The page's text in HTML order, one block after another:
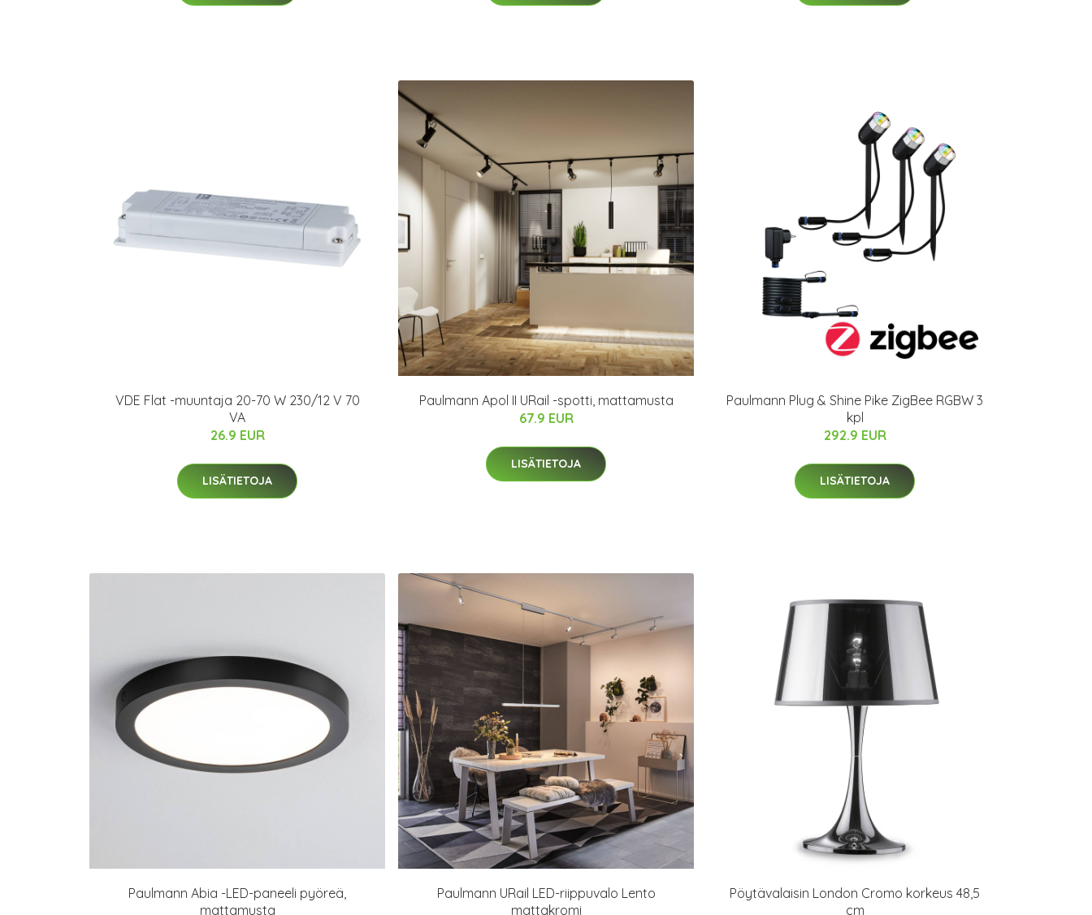
VDE Flat -muuntaja 20-70 W 230/12 V 70
VA
26.9 EUR
LISÄTIETOJA
Paulmann Apol II URail -spotti, mattamusta
67.9 EUR
LISÄTIETOJA
Paulmann Plug & Shine Pike ZigBee RGBW 3
kpl
292.9 EUR
LISÄTIETOJA
Paulmann Abia -LED-paneeli pyöreä,
mattamusta
Paulmann URail LED-riippuvalo Lento
mattakromi
Pöytävalaisin London Cromo korkeus 48,5
cm